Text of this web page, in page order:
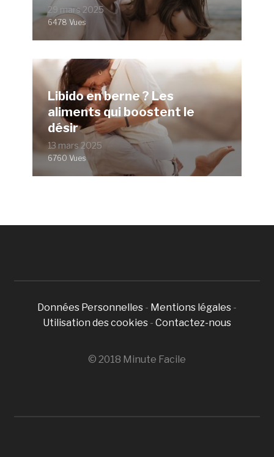
29 mars 2025
6478 Vues
Libido en berne ? Les
aliments qui boostent le
désir
13 mars 2025
6760 Vues
Données Personnelles - Mentions légales -
Utilisation des cookies - Contactez-nous
© 2018 Minute Facile